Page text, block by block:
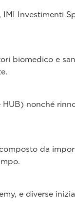
Investimenti
biomedico e
nonché
da
e diverse